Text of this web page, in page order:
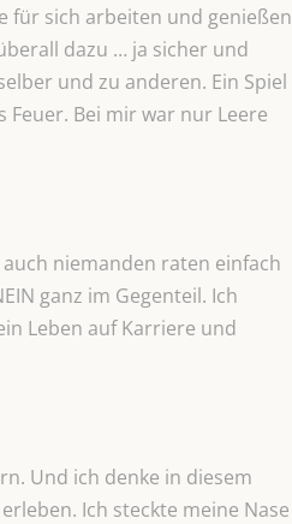
für sich arbeiten und genießen
dazu … ja sicher und
und zu anderen. Ein Spiel
Bei mir war nur Leere
niemanden raten einfach
ganz im Gegenteil. Ich
Leben auf Karriere und
Und ich denke in diesem
Ich steckte meine Nase